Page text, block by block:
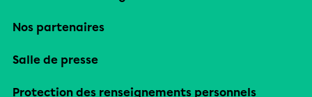
Nos partenaires
Salle de presse
Protection des renseignements personnels